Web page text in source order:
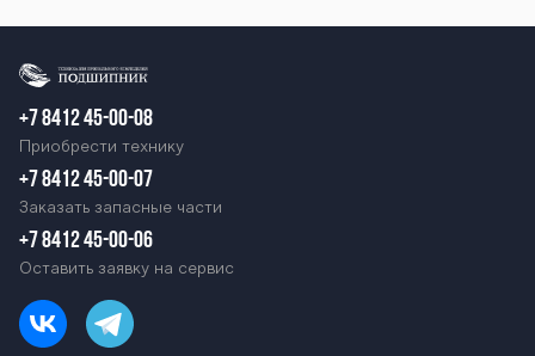
-2000 ОП-2000
ОП-2000 ОП-20
00 ОП-2000 ОП
-2000 ОП-2000
+7 8412 45-00-08
Приобрести технику
+7 8412 45-00-07
Заказать запасные части
+7 8412 45-00-06
Оставить заявку на сервис